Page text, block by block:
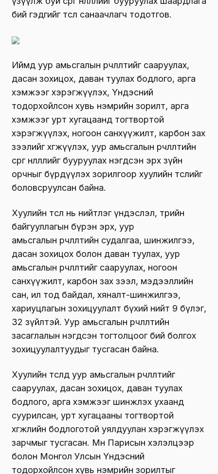
бий гэдгийг төсөл санаачлагч тодотгов.
Иймд уур амьсгалын өөрчлөлтийг сааруулах,
дасан зохицох, даван туулах бодлого, арга
хэмжээг хэрэгжүүлэх, Үндэсний
тодорхойлсон хувь нэмрийн зорилт, арга
хэмжээг урт хугацаанд тогтвортой
хэрэгжүүлэх, ногоон санхүүжилт, карбон зах
зээлийг хөгжүүлэх, уур амьсгалын өөрчлөлтийн
сөрөг нөлөөллийг бууруулах нэгдсэн эрх зүйн
орчныг бүрдүүлэх зорилгоор хуулийн төслийг
боловсруулсан байна.
Хуулийн төсөл нь нийтлэг үндэслэл, төрийн
байгууллагын бүрэн эрх, уур
амьсгалын өөрчлөлтийн судалгаа, шинжилгээ,
дасан зохицох болон даван туулах, уур
амьсгалын өөрчлөлтийг сааруулах, ногоон
санхүүжилт, карбон зах зээл, мэдээллийн
сан, ил тод байдал, хяналт-шинжилгээ,
хариуцлагын зохицуулалт бүхий нийт 9 бүлэг,
32 зүйлтэй. Уур амьсгалын өөрчлөлтийн
засаглалын нэгдсэн тогтолцоог бий болгох
зохицуулалтуудыг тусгасан байна.
Хуулийн төсөлд уур амьсгалын өөрчлөлтийг
сааруулах, дасан зохицох, даван туулах
бодлого, арга хэмжээг шинжлэх ухаанд
суурилсан, урт хугацааны тогтвортой
хөгжлийн бодлоготой уялдуулан хэрэгжүүлэх
зарчмыг тусгасан. Мөн Парисын хэлэлцээр
болон Монгол Улсын Үндэсний
тодорхойлсон хувь нэмрийн зорилтыг